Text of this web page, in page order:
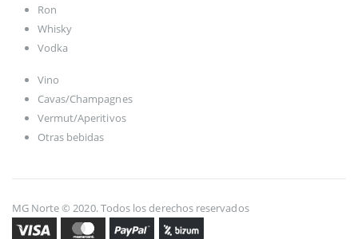
Ron
Whisky
Vodka
Vino
Cavas/Champagnes
Vermut/Aperitivos
Otras bebidas
MG Norte © 2020. Todos los derechos reservados